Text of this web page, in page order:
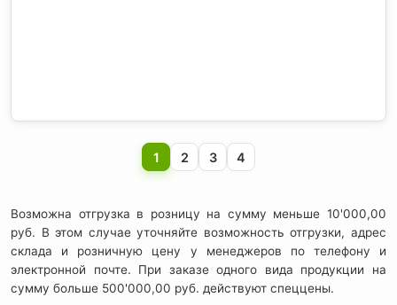
1 2 3 4
Возможна отгрузка в розницу на сумму меньше 10'000,00
руб. В этом случае уточняйте возможность отгрузки, адрес
склада и розничную цену у менеджеров по телефону и
электронной почте. При заказе одного вида продукции на
сумму больше 500'000,00 руб. действуют спеццены.